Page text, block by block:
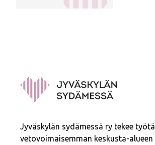
Jyväskylän sydämessä ry tekee työtä
vetovoimaisemman keskusta-alueen